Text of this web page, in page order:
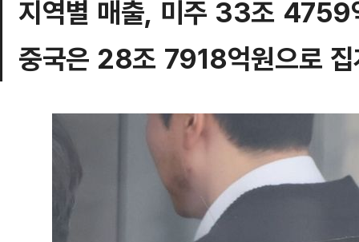
지역별 매출, 미주 33조 4759
중국은 28조 7918억원으로